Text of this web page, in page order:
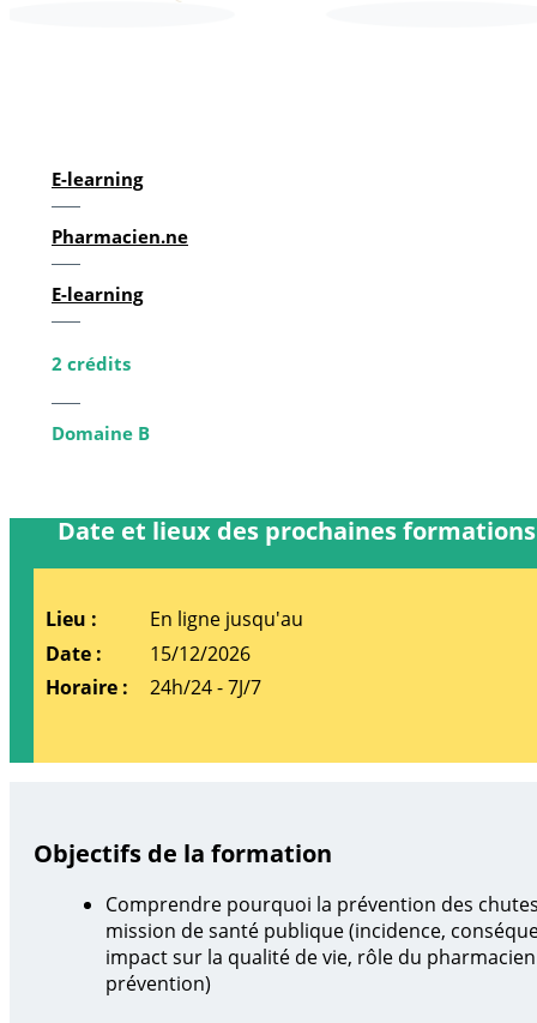
E-learning
Pharmacien.ne
E-learning
2 crédits
Domaine B
Date et lieux des prochaines formations
En ligne jusqu'au
15/12/2026
24h/24 - 7J/7
Objectifs de la formation
Comprendre pourquoi la prévention des
mission de santé publique (incidence,
impact sur la qualité de vie, rôle du
prévention)